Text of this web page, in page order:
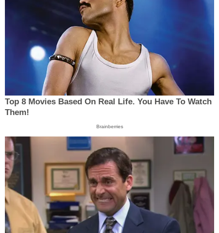
Top 8 Movies Based On Real Life. You Have To Watch
Them!
Brainberries